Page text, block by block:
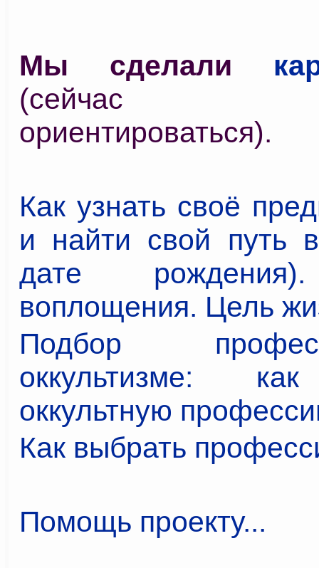
Мы сделали
(сейчас
ориентироваться).
Как узнать своё
и найти свой путь
дате
воплощения. Цель
Подбор
оккультизме:
оккультную
Как выбрать
Помощь проекту...